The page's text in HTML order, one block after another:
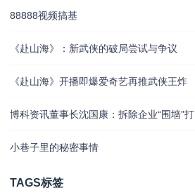
88888视频搞基
《赴山海》：新武侠的破局尝试与争议
《赴山海》开播即爆爱奇艺再推武侠王炸
博科资讯董事长沈国康：拆除企业“围墙”打
小巷子里的秘密事情
TAGS标签